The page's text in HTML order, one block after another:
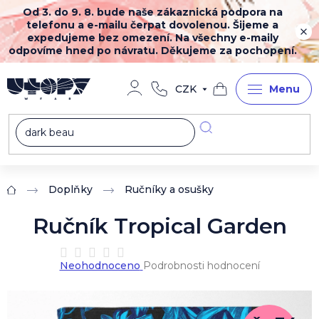
Přejít
na
obsah
Od 3. do 9. 8. bude naše zákaznická podpora na
telefonu a e-mailu čerpat dovolenou. Šijeme a
expedujeme bez omezení. Na všechny e-maily
odpovíme hned po návratu. Děkujeme za pochopení.
CZK
Nákupní
košík
Domů Doplňky Ručníky a osušky
Ručník Tropical Garden
Průměrné
hodnocení
0,0
Neohodnoceno Podrobnosti hodnocení